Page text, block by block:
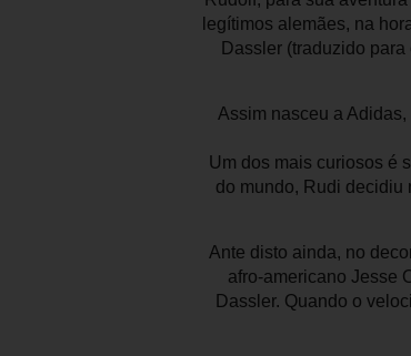
legítimos alemães, na
Dassler (traduzido
Assim nasceu a
Um dos mais curiosos é
do mundo, Rudi decidiu
Ante disto ainda, no
afro-americano Jesse
Dassler. Quando o